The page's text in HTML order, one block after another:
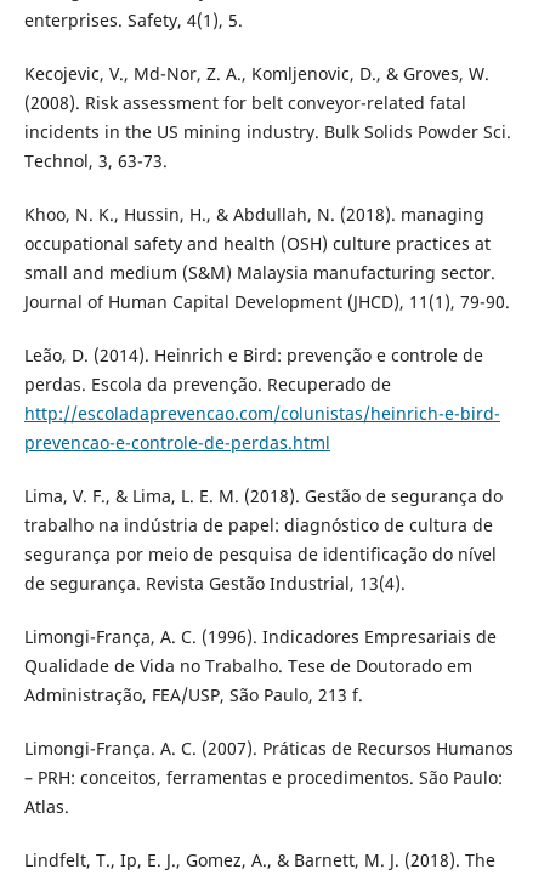
enterprises. Safety, 4(1), 5.
Kecojevic, V., Md-Nor, Z. A., Komljenovic, D., & Groves, W.
(2008). Risk assessment for belt conveyor-related fatal
incidents in the US mining industry. Bulk Solids Powder Sci.
Technol, 3, 63-73.
Khoo, N. K., Hussin, H., & Abdullah, N. (2018). managing
occupational safety and health (OSH) culture practices at
small and medium (S&M) Malaysia manufacturing sector.
Journal of Human Capital Development (JHCD), 11(1), 79-90.
Leão, D. (2014). Heinrich e Bird: prevenção e controle de
perdas. Escola da prevenção. Recuperado de
http://escoladaprevencao.com/colunistas/heinrich-e-bird-
prevencao-e-controle-de-perdas.html
Lima, V. F., & Lima, L. E. M. (2018). Gestão de segurança do
trabalho na indústria de papel: diagnóstico de cultura de
segurança por meio de pesquisa de identificação do nível
de segurança. Revista Gestão Industrial, 13(4).
Limongi-França, A. C. (1996). Indicadores Empresariais de
Qualidade de Vida no Trabalho. Tese de Doutorado em
Administração, FEA/USP, São Paulo, 213 f.
Limongi-França. A. C. (2007). Práticas de Recursos Humanos
– PRH: conceitos, ferramentas e procedimentos. São Paulo:
Atlas.
Lindfelt, T., Ip, E. J., Gomez, A., & Barnett, M. J. (2018). The